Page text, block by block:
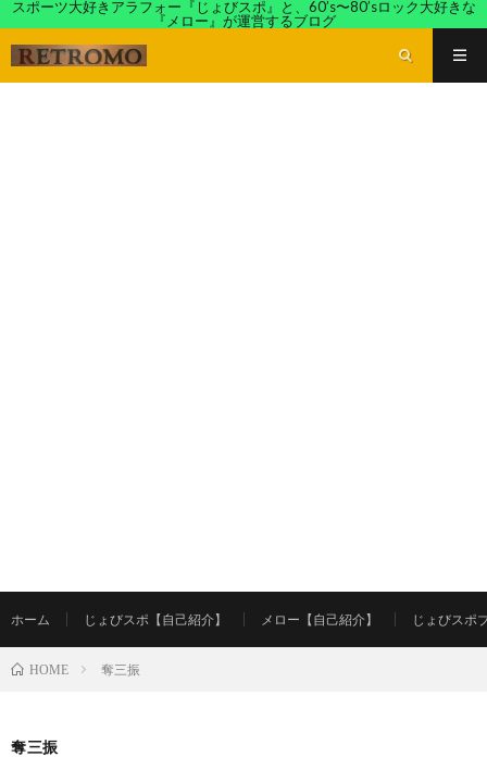
スポーツ大好きアラフォー『じょびスポ』と、60’s〜80’sロック大好きな
『メロー』が運営するブログ
ホーム じょびスポ【自己紹介】 メロー【自己紹介】 じょびスポ
HOME 奪三振
奪三振